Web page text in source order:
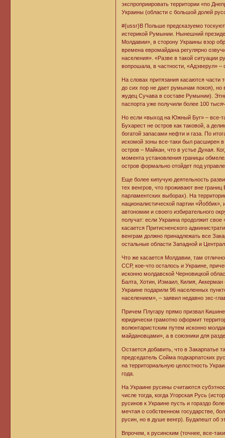
экспроприировать территории «по
Украины (области с большой долей
#{ussr}В Польше предсказуемо
истерикой Румынии. Нынешний
Молдавии», в сторону Украины взор
времена евромайдана регулярно
населения». «Разве в такой ситуации
вопрошала, в частности, «Адэверул» –
На словах притязания касаются
до сих пор не дает румынам покоя),
жудец Сучава в составе Румынии).
паспорта уже получили более 100
Но если «выход на Южный Буг» – все-
Бухарест не остров как таковой, а
богатой запасами нефти и газа. По
искомой зоны все-таки был расширен
остров – Майкан, что в устье Дуная.
момента установления границы
остров формально отойдет под
Еще более кипучую деятельность
тех венгров, что проживают вне
парламентских выборах). На
националистической партии «Йоббик»,
автономии и своего избирательного
получат: если Украина продолжит
касается Притисненского
венграм должно принадлежать все
остальные области Западной и
Что же касается Молдавии, там
ССР, кое-что осталось и Украине,
исконно молдавской Черновицкой
Балта, Хотин, Измаил, Килия,
Украине подарили 96 населенных
населением», – заявил недавно экс-
Причем Плугару прямо призвал
юридически грамотно оформит
волюнтаристским путем исконно
майдановцами», а в союзники для
Остается добавить, что в Закарпатье
председатель Сойма подкарпатских
на территориальную целостность
года.
На Украине русины считаются
числе тогда, когда Угорская Русь
русинов к Украине пусть и гораздо
мечтая о собственном государстве,
русин, но в душе венгр). Будапешт об
Впрочем, к русинским (точнее, все-